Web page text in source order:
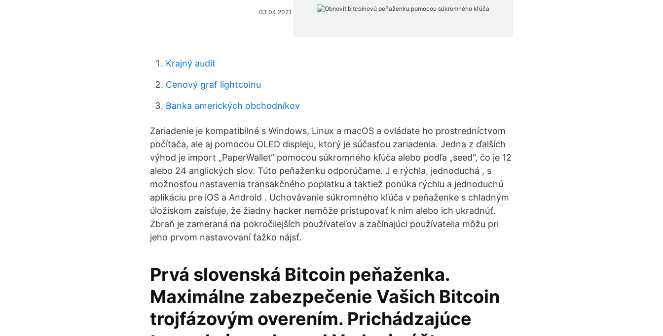
03.04.2021
Krajný audit
Cenový graf lightcoinu
Banka amerických obchodníkov
Zariadenie je kompatibilné s Windows, Linux a macOS a ovládate ho prostredníctvom
počítača, ale aj pomocou OLED displeju, ktorý je súčasťou zariadenia. Jedna z ďalších
výhod je import „PaperWallet“ pomocou súkromného kľúča alebo podľa „seed“, čo je 12
alebo 24 anglických slov. Túto peňaženku odporúčame. J e rýchla, jednoduchá , s
možnosťou nastavenia transakčného poplatku a taktiež ponúka rýchlu a jednoduchú
aplikáciu pre iOS a Android . Uchovávanie súkromného kľúča v peňaženke s chladným
úložiskom zaisťuje, že žiadny hacker nemôže pristupovať k nim alebo ich ukradnúť.
Zbraň je zameraná na pokročilejších používateľov a začínajúci používatelia môžu pri
jeho prvom nastavovaní ťažko nájsť.
Prvá slovenská Bitcoin peňaženka.
Maximálne zabezpečenie Vašich Bitcoin
trojfázovým overením. Prichádzajúce